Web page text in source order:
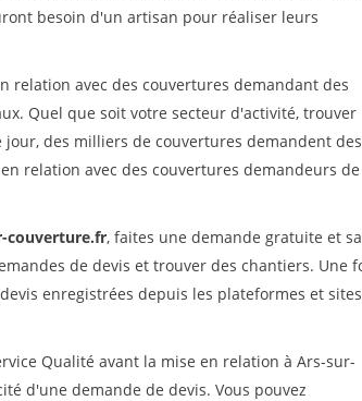
besoin d'un artisan pour réaliser leurs
relation avec des couvertures demandant des
Quel que soit votre secteur d'activité, trouver
jour, des milliers de couvertures demandent des
relation avec des couvertures demandeurs de
couverture.fr, faites une demande gratuite et
de devis et trouver des chantiers. Une
enregistrées depuis les plateformes et sites
Qualité avant la mise en relation à Ars-sur-
d'une demande de devis. Vous pouvez